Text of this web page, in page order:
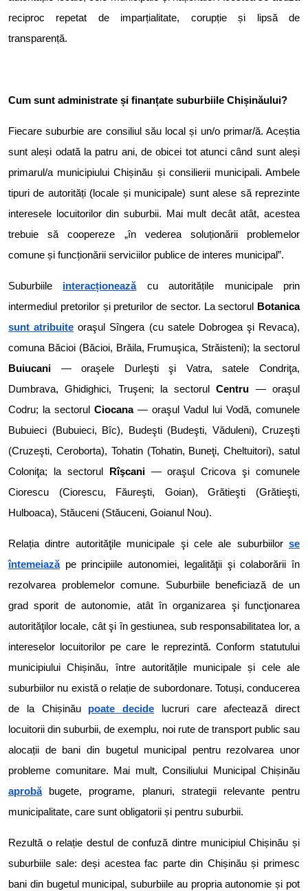
reciproc repetat de imparțialitate, corupție și lipsă de
transparență.
Cum sunt administrate și finanțate suburbiile Chișinăului?
Fiecare suburbie are consiliul său local și un/o primar/ă. Aceștia
sunt aleși odată la patru ani, de obicei tot atunci când sunt aleși
primarul/a municipiului Chișinău și consilierii municipali. Ambele
tipuri de autorități (locale și municipale) sunt alese să reprezinte
interesele locuitorilor din suburbii. Mai mult decât atât, acestea
trebuie să coopereze „în vederea soluționării problemelor
comune și funcționării serviciilor publice de interes municipal”.
Suburbiile interacționeazăcu autoritățile municipale prin
intermediul pretorilor și preturilor de sector. La sectorul
Botanica
sunt atribuite oraşul Sîngera (cu satele Dobrogea şi Revaca),
comuna Băcioi (Băcioi, Brăila, Frumuşica, Străisteni); la sectorul
Buiucani — oraşele Durleşti şi Vatra, satele Condriţa,
Dumbrava, Ghidighici, Truşeni; la sectorulCentru — oraşul
Codru; la sectorul Ciocana— oraşul Vadul lui Vodă, comunele
Bubuieci (Bubuieci, Bîc), Budeşti (Budeşti, Văduleni), Cruzeşti
(Cruzeşti, Ceroborta), Tohatin (Tohatin, Buneţi, Cheltuitori), satul
Coloniţa; la sectorul
Rîşcani— oraşul Cricova şi comunele
Ciorescu (Ciorescu, Făureşti, Goian), Grătieşti (Grătieşti,
Hulboaca), Stăuceni (Stăuceni, Goianul Nou).
Relația dintre autorităţile municipale şi cele ale suburbiilor se
întemeiazăpe principiile autonomiei, legalităţii şi colaborării în
rezolvarea problemelor comune. Suburbiile beneficiază de un
grad sporit de autonomie, atât în organizarea şi funcţionarea
autorităţilor locale, cât şi în gestiunea, sub responsabilitatea lor, a
intereselor locuitorilor pe care le reprezintă. Conform statutului
municipiului Chișinău, între autoritățile municipale și cele ale
suburbiilor nu există o relație de subordonare. Totuși, conducerea
de la Chișinău poate decide lucruri care afectează direct
locuitorii din suburbii, de exemplu, noi rute de transport public sau
alocații de bani din bugetul municipal pentru rezolvarea unor
probleme comunitare. Mai mult, Consiliului Municipal Chișinău
aprobăbugete, programe, planuri, strategii relevante pentru
municipalitate, care sunt obligatorii și pentru suburbii.
Rezultă o relație destul de confuză dintre municipiul Chișinău și
suburbiile sale: deși acestea fac parte din Chișinău și primesc
bani din bugetul municipal, suburbiile au propria autonomie și pot